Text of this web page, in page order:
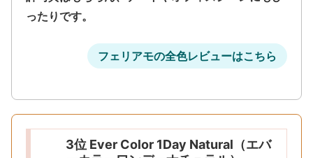
ったりです。
フェリアモの全色レビューはこちら
3位 Ever Color 1Day Natural（エバ